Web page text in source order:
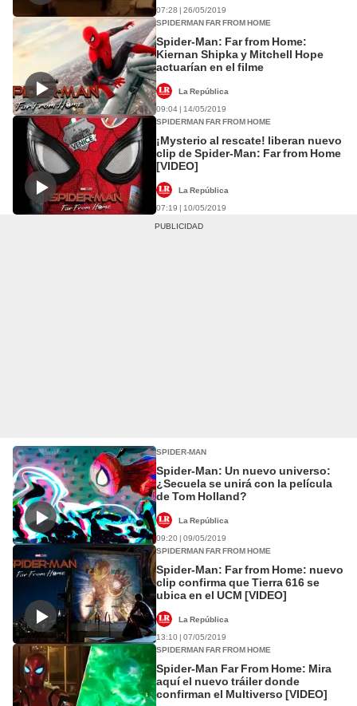
07:28 | 26/05/2019
SPIDERMAN FAR FROM HOME
Spider-Man: Far from Home:
Kiernan Shipka y Mitchell Hope
actuarían en el filme
La República
09:04 | 14/05/2019
SPIDERMAN FAR FROM HOME
¡Mysterio al rescate! liberan nuevo
clip de Spider-Man: Far from Home
[VIDEO]
La República
07:19 | 10/05/2019
SPIDER-MAN
Spider-Man: Un nuevo universo:
¿Secuela se unirá con la película
de Tom Holland?
La República
09:20 | 09/05/2019
SPIDERMAN FAR FROM HOME
Spider-Man: Far from Home: nuevo
clip confirma que Tierra 616 se
ubica en el UCM [VIDEO]
La República
13:10 | 07/05/2019
SPIDERMAN FAR FROM HOME
Spider-Man Far From Home: Mira
aquí el nuevo tráiler donde
confirman el Multiverso [VIDEO]